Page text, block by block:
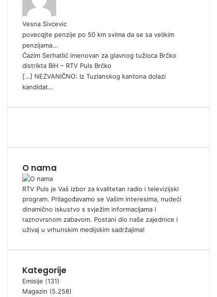
Vesna Sivcevic
povecqjte penzije po 50 km svima da se sa velikim
penzijama...
Ćazim Serhatlić imenovan za glavnog tužioca Brčko
distrikta BiH – RTV Puls Brčko
[…] NEZVANIČNO: Iz Tuzlanskog kantona dolazi
kandidat...
O nama
RTV Puls je Vaš izbor za kvalitetan radio i televizijski
program. Prilagođavamo se Vašim interesima, nudeći
dinamično iskustvo s svježim informacijama i
raznovrsnom zabavom. Postani dio naše zajednice i
uživaj u vrhunskim medijskim sadržajima!
Kategorije
Emisije (131)
Magazin (5.258)